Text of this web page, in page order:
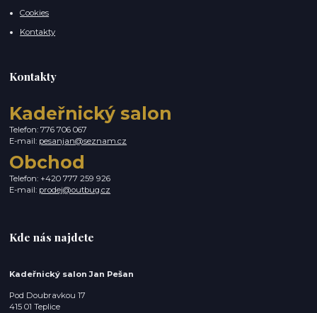
Cookies
Kontakty
Kontakty
Kadeřnický salon
Telefon: 776 706 067
E-mail: pesanjan@seznam.cz
Obchod
Telefon: +420 777 259 926
E-mail: prodej@outbug.cz
Kde nás najdete
Kadeřnický salon Jan Pešan
Pod Doubravkou 17
415 01 Teplice